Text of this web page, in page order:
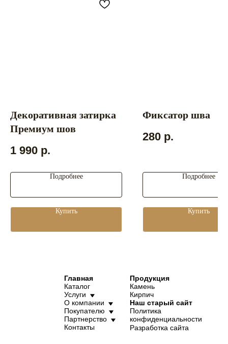
Декоративная затирка
Премиум шов
1 990 р.
Подробнее
Купить
Фиксатор шва
280 р.
Подробнее
Купить
Разработка сайта